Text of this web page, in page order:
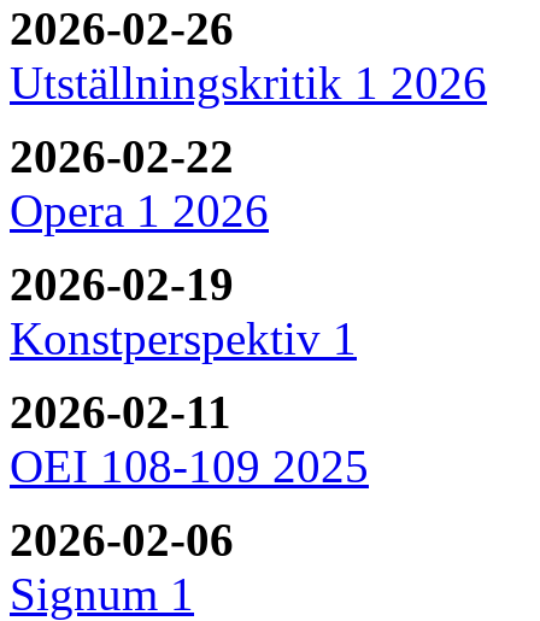
2026-02-26
Utställningskritik 1 2026
2026-02-22
Opera 1 2026
2026-02-19
Konstperspektiv 1
2026-02-11
OEI 108-109 2025
2026-02-06
Signum 1